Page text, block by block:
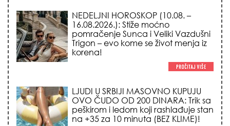
LJUDI U SRBIJI MASOVNO KUPUJU
OVO ČUDO OD 200 DINARA: Trik sa
peškirom i ledom koji rashlađuje stan
na +35 za 10 minuta (BEZ KLIME)!
TRIK SA CRVENIM NOVČANIKOM I
LOVOROVIM LISTOM: Stari ritual
privlačenja novca koji treba uraditi
baš tokom sezone Lava!